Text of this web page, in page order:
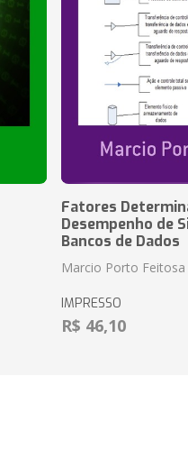
Fatores
Desempenho de
Bancos de Dados
Marcio Porto Feitosa
IMPRESSO
R$ 46,10